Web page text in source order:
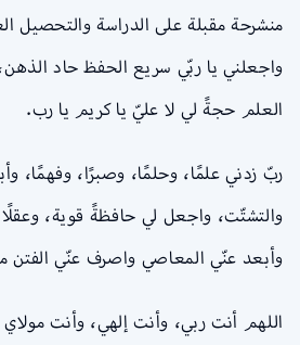
منشرحة مقبلة على الدراسة والتحصيل
واجعلني يا ربّي سريع الحفظ حاد
العلم حجةً لي لا عليّ يا كريم يا رب.
ربّ زدني علمًا، وحلمًا، وصبرًا، وفهمًا،
والتشتّت، واجعل لي حافظةً قوية، وعقلًا
وأبعد عنّي المعاصي واصرف عنّي الفتن
اللهم أنت ربي، وأنت إلهي، وأنت